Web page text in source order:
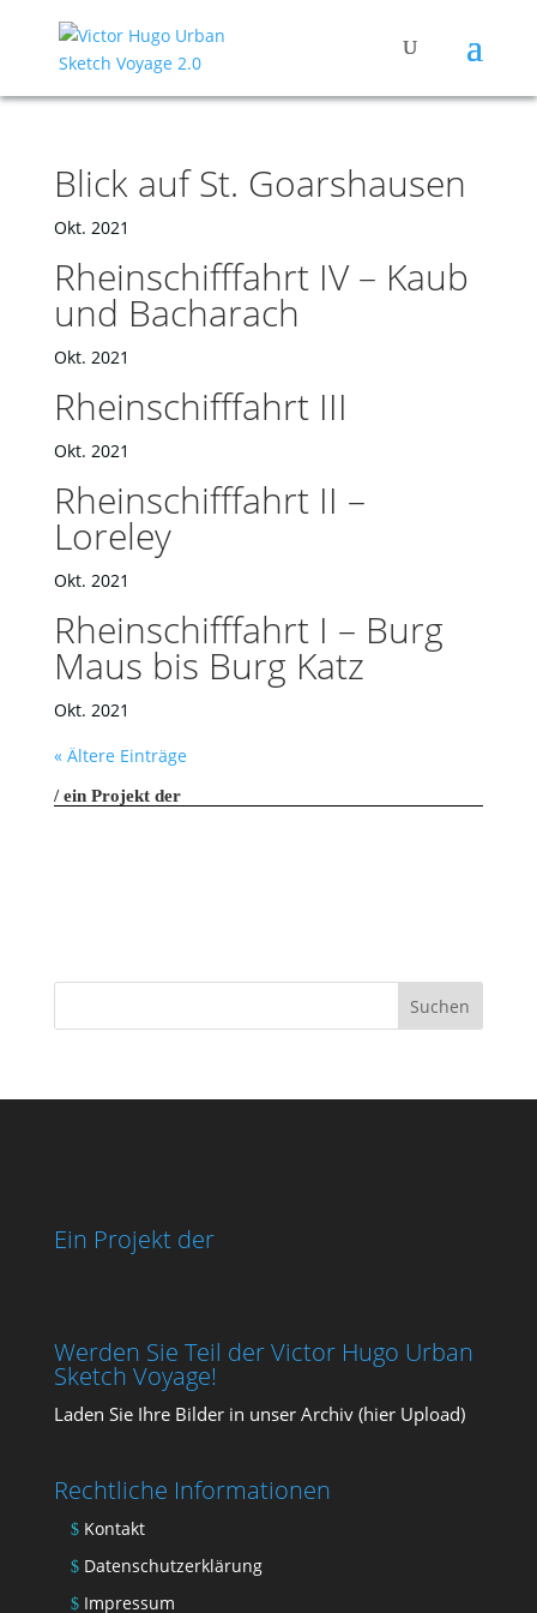
Blick auf St. Goarshausen
Okt. 2021
Rheinschifffahrt IV – Kaub
und Bacharach
Okt. 2021
Rheinschifffahrt III
Okt. 2021
Rheinschifffahrt II –
Loreley
Okt. 2021
Rheinschifffahrt I – Burg
Maus bis Burg Katz
Okt. 2021
« Ältere Einträge
ein Projekt der
Ein Projekt der
Werden Sie Teil der Victor Hugo Urban
Sketch Voyage!
Laden Sie Ihre Bil­der in unser Archiv (hier Upload)
Rechtliche Informationen
Kontakt
Datenschutzerklärung
Impressum